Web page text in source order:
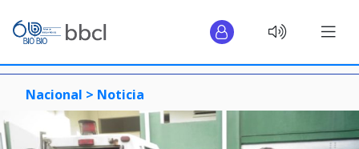
Nacional > Noticia